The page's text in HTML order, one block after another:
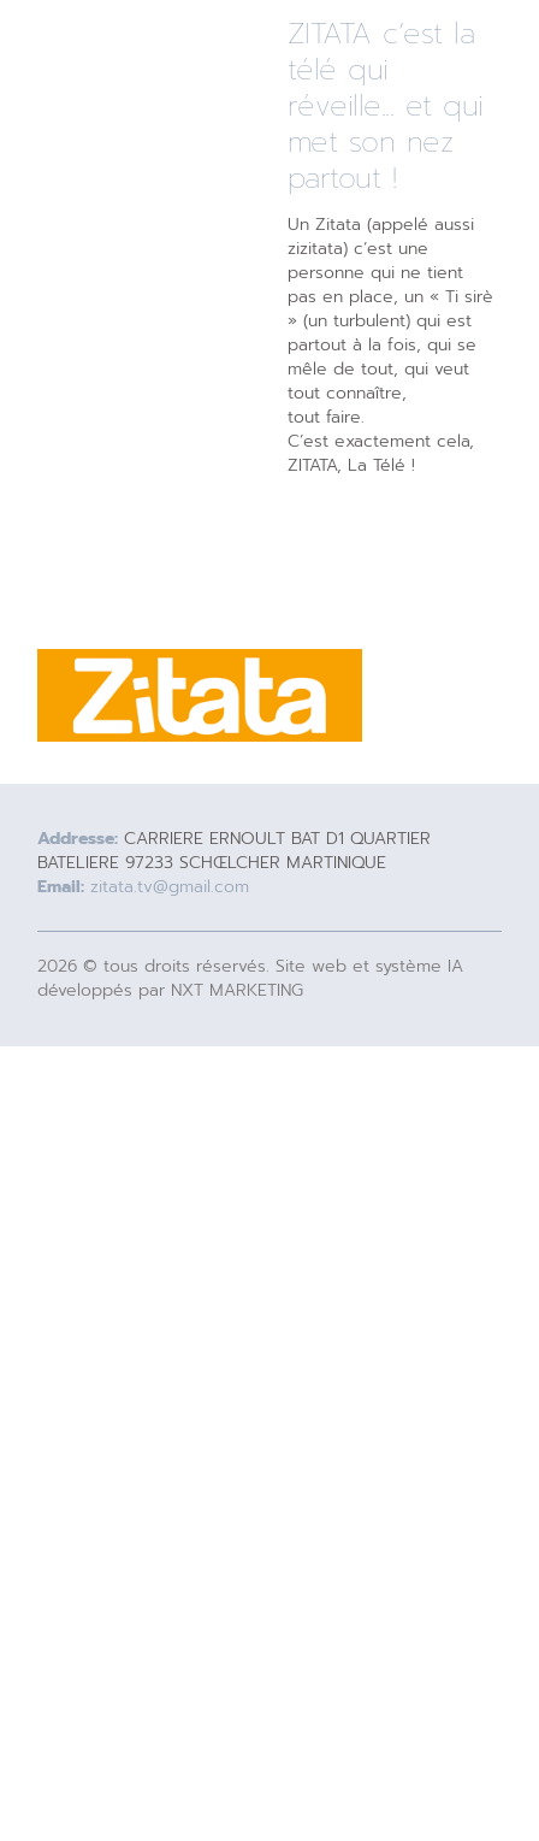
ZITATA c’est la
télé qui
réveille... et qui
met son nez
partout !
Un Zitata (appelé aussi
zizitata) c’est une
personne qui ne tient
pas en place, un « Ti sirè
» (un turbulent) qui est
partout à la fois, qui se
mêle de tout, qui veut
tout connaître,
tout faire.
C’est exactement cela,
ZITATA, La Télé !
Addresse: CARRIERE ERNOULT BAT D1 QUARTIER
BATELIERE 97233 SCHŒLCHER MARTINIQUE
Email: zitata.tv@gmail.com
2026 © tous droits réservés. Site web et système IA
développés par NXT MARKETING